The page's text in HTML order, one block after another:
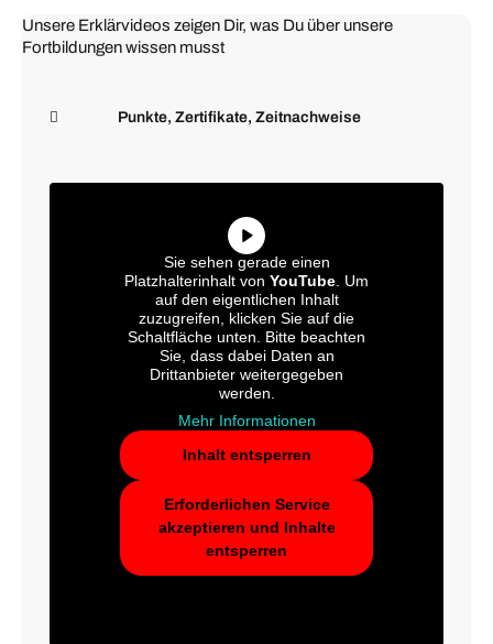
Unsere Erklärvideos zeigen Dir, was Du über unsere
Fortbildungen wissen musst
Punkte, Zertifikate, Zeitnachweise
Sie sehen gerade einen
Platzhalterinhalt von YouTube . Um
auf den eigentlichen Inhalt
zuzugreifen, klicken Sie auf die
Schaltfläche unten. Bitte beachten
Sie, dass dabei Daten an
Drittanbieter weitergegeben
werden.
Mehr Informationen
Inhalt entsperren
Erforderlichen Service
akzeptieren und Inhalte
entsperren